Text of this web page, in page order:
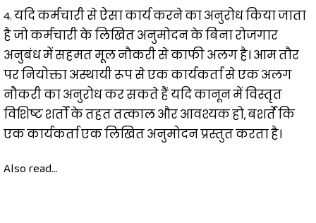
4. यदि कर्मचारी से ऐसा कार्य करने का अनुरोध किया जाता
है जो कर्मचारी के लिखित अनुमोदन के बिना रोजगार
अनुबंध में सहमत मूल नौकरी से काफी अलग है। आम तौर
पर नियोक्ता अस्थायी रूप से एक कार्यकर्ता से एक अलग
नौकरी का अनुरोध कर सकते हैं यदि कानून में विस्तृत
विशिष्ट शर्तों के तहत तत्काल और आवश्यक हो, बशर्ते कि
एक कार्यकर्ता एक लिखित अनुमोदन प्रस्तुत करता है।
Also read...